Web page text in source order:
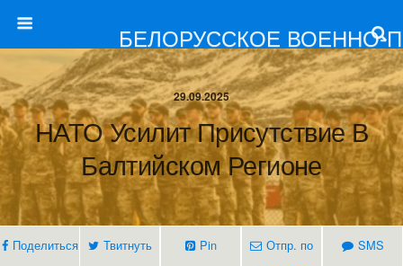
БЕЛОРУССКОЕ ВОЕННО-
29.09.2025
НАТО Усилит Присутствие В
Балтийском Регионе
Поделиться Твитнуть Pin
Отпр. по
SMS